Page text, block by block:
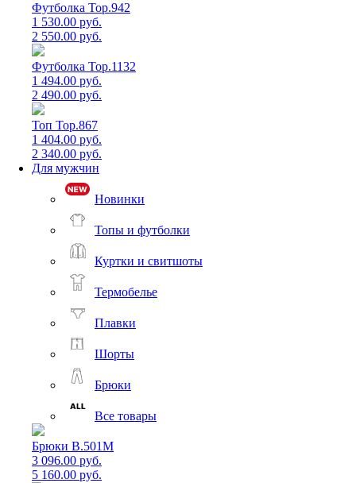
Футболка Top.942
1 530.00 руб.
2 550.00 руб.
Футболка Top.1132
1 494.00 руб.
2 490.00 руб.
Топ Top.867
1 404.00 руб.
2 340.00 руб.
Для мужчин
Новинки
Топы и футболки
Куртки и свитшоты
Термобелье
Плавки
Шорты
Брюки
Все товары
Брюки B.501M
3 096.00 руб.
5 160.00 руб.